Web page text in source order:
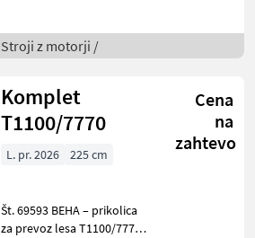
točki stroja - z dvigalno silo
brez dodatne teže približno
Stroji z motorji /
Komplet
T1100/7770
Cena
na
zahtevo
L. pr. 2026 225 cm
Št. 69593 BEHA – prikolica
za prevoz lesa T1100/7770 -